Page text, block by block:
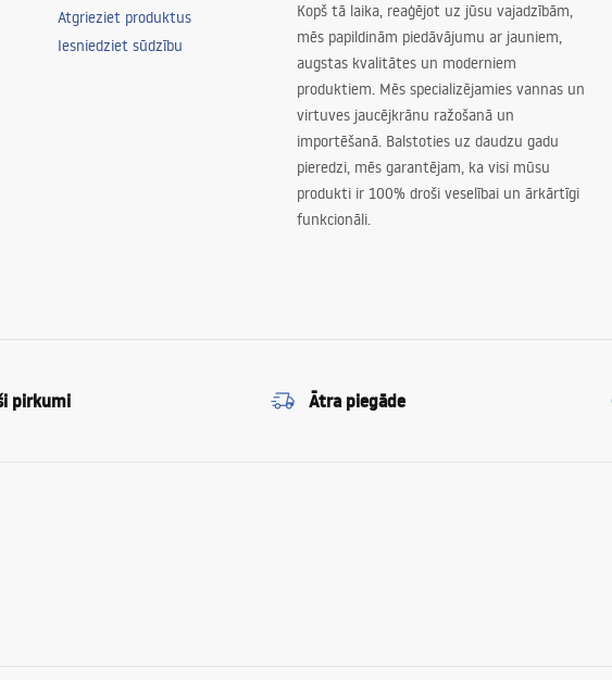
Atgrieziet produktus
Iesniedziet sūdzību
Kopš tā laika, reaģējot uz jūsu vajadzībām,
mēs papildinām piedāvājumu ar jauniem,
augstas kvalitātes un moderniem
produktiem. Mēs specializējamies vannas un
virtuves jaucējkrānu ražošanā un
importēšanā. Balstoties uz daudzu gadu
pieredzi, mēs garantējam, ka visi mūsu
produkti ir 100% droši veselībai un ārkārtīgi
funkcionāli.
pirkumi Ātra piegāde